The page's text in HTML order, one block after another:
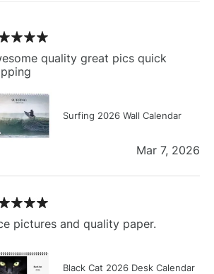
quality great pics quick
Surfing 2026 Wall Calendar
Mar 7, 2026
pictures and quality paper.
Black Cat 2026 Desk Calendar